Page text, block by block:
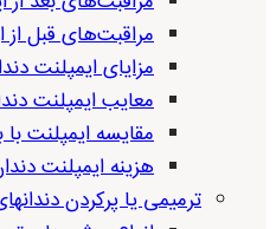
مراقبت‌های قبل از
مزایای ایمپلنت
معایب ایمپلنت
مقایسه ایمپلنت
هزینه ایمپلنت
ترمیمی یا پرکردن